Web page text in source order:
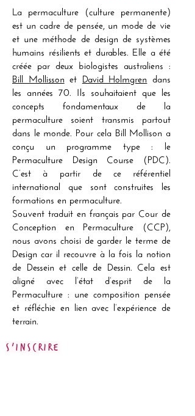
La permaculture (culture permanente)
est un cadre de pensée, un mode de vie
et une méthode de design de systèmes
humains résilients et durables. Elle a été
créée par deux biologistes australiens :
Bill Mollisson et David Holmgren dans
les années 70. Ils souhaitaient que les
concepts fondamentaux de la
permaculture soient transmis partout
dans le monde. Pour cela Bill Mollison a
conçu un programme type : le
Permaculture Design Course (PDC).
C’est à partir de ce référentiel
international que sont construites les
formations en permaculture.
Souvent traduit en français par Cour de
Conception en Permaculture (CCP),
nous avons choisi de garder le terme de
Design car il recouvre à la fois la notion
de Dessein et celle de Dessin. Cela est
aligné avec l’état d’esprit de la
Permaculture : une composition pensée
et réfléchie en lien avec l’expérience de
terrain.
S'inscrire